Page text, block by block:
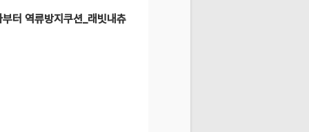
터 역류방지쿠션_래빗내츄